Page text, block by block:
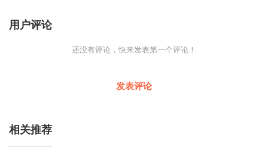
用户评论
还没有评论，快来发表第一个评论！
发表评论
相关推荐